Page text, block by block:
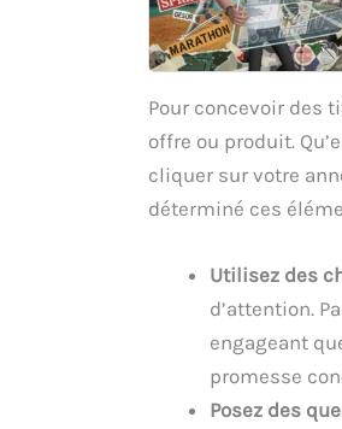
Pour concevoir des
offre ou produit.
cliquer sur votre
déterminé ces
Utilisez des
d’attention.
engageant
promesse
Posez des